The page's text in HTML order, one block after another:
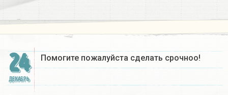
24
ДЕКАБРЬ
Помогите пожалуйста сделать срочноо! ​